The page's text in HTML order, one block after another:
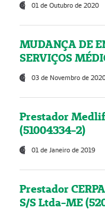
01 de Outubro de 2020
MUDANÇA DE
SERVIÇOS
03 de Novembro de
Prestador
(51004334-2)
01 de Janeiro de 2019
Prestador
S/S Ltda-ME